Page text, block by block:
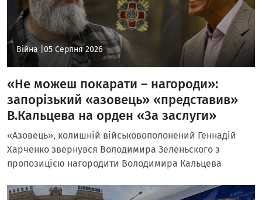
Війна | 05 Серпня 2026
«Не можеш покарати – нагороди»:
запорізький «азовець» «представив»
В.Кальцева на орден «За заслуги»
«Азовець», колишній військовополонений Геннадій
Харченко звернувся Володимира Зеленьского з
пропозицією нагородити Володимира Кальцева